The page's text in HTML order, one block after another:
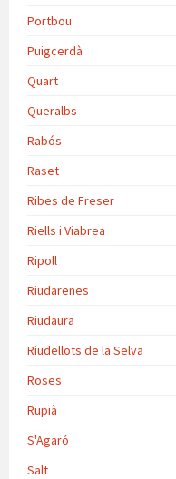
Portbou
Puigcerdà
Quart
Queralbs
Rabós
Raset
Ribes de Freser
Riells i Viabrea
Ripoll
Riudarenes
Riudaura
Riudellots de la Selva
Roses
Rupià
S'Agaró
Salt